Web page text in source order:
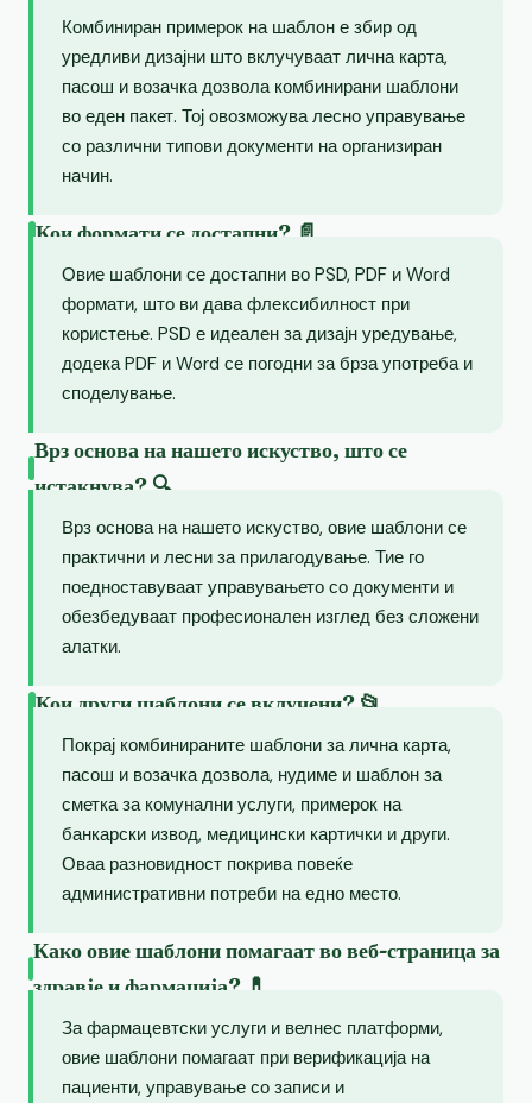
Комбиниран примерок на шаблон е збир од
уредливи дизајни што вклучуваат лична карта,
пасош и возачка дозвола комбинирани шаблони
во еден пакет. Тој овозможува лесно управување
со различни типови документи на организиран
начин.
Кои формати се достапни? 📄
Овие шаблони се достапни во PSD, PDF и Word
формати, што ви дава флексибилност при
користење. PSD е идеален за дизајн уредување,
додека PDF и Word се погодни за брза употреба и
споделување.
Врз основа на нашето искуство, што се
истакнува? 🔍
Врз основа на нашето искуство, овие шаблони се
практични и лесни за прилагодување. Тие го
поедноставуваат управувањето со документи и
обезбедуваат професионален изглед без сложени
алатки.
Кои други шаблони се вклучени? 📂
Покрај комбинираните шаблони за лична карта,
пасош и возачка дозвола, нудиме и шаблон за
сметка за комунални услуги, примерок на
банкарски извод, медицински картички и други.
Оваа разновидност покрива повеќе
административни потреби на едно место.
Како овие шаблони помагаат во веб-страница за
здравје и фармација? 💊
За фармацевтски услуги и велнес платформи,
овие шаблони помагаат при верификација на
пациенти, управување со записи и